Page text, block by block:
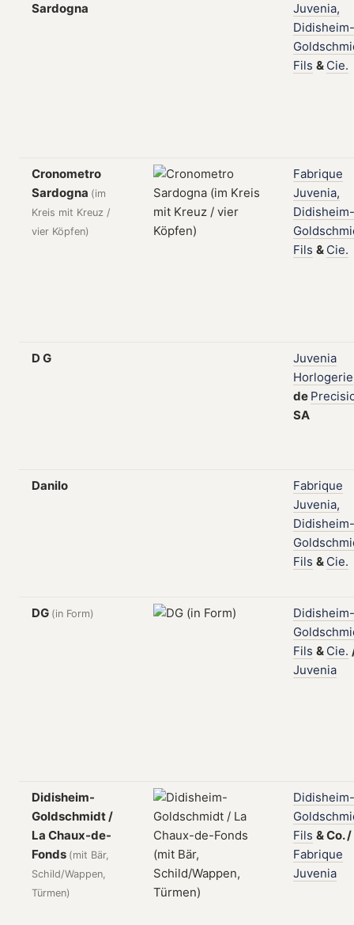
Sardogna
Juvenia,
Didisheim-
Fils & Cie.
Cronometro
Sardogna (im
Kreis mit Kreuz /
vier Köpfen)
Fabrique
Juvenia,
Didisheim-
Fils & Cie.
D G
Juvenia
Horlogerie
de
SA
Danilo
Fabrique
Juvenia,
Didisheim-
Fils & Cie.
DG (in Form)
Didisheim-
Fils & Cie.
Juvenia
Didisheim-
Goldschmidt /
La Chaux-de-
Fonds (mit Bär,
Schild/Wappen,
Türmen)
Didisheim-
Fils &Co./
Fabrique
Juvenia